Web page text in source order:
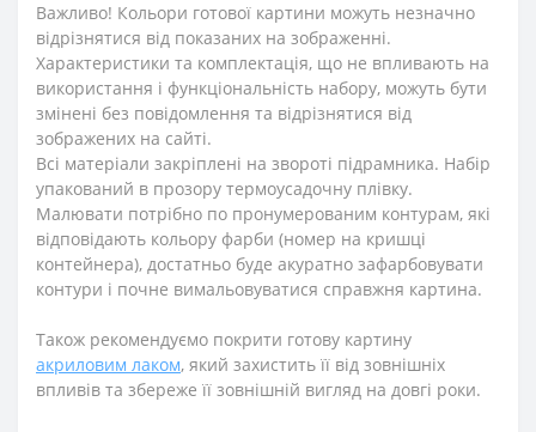
Важливо! Кольори готової картини можуть незначно
відрізнятися від показаних на зображенні.
Характеристики та комплектація, що не впливають на
використання і функціональність набору, можуть бути
змінені без повідомлення та відрізнятися від
зображених на сайті.
Всі матеріали закріплені на звороті підрамника. Набір
упакований в прозору термоусадочну плівку.
Малювати потрібно по пронумерованим контурам, які
відповідають кольору фарби (номер на кришці
контейнера), достатньо буде акуратно зафарбовувати
контури і почне вимальовуватися справжня картина.
Також рекомендуємо покрити готову картину
акриловим лаком, який захистить її від зовнішніх
впливів та збереже її зовнішній вигляд на довгі роки.